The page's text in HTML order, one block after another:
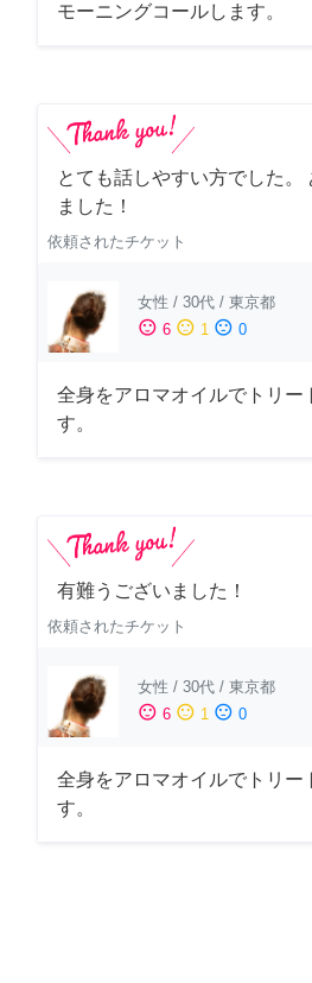
モーニングコールします。
とても話しやすい方でした。
ました！
依頼されたチケット
女性 / 30代 / 東京都
sentiment_satisfied 6 sentiment_neutral 1 sentiment_dissatisfied 0
全身をアロマオイルでトリー
す。
有難うございました！
依頼されたチケット
女性 / 30代 / 東京都
sentiment_satisfied 6 sentiment_neutral 1 sentiment_dissatisfied 0
全身をアロマオイルでトリー
す。